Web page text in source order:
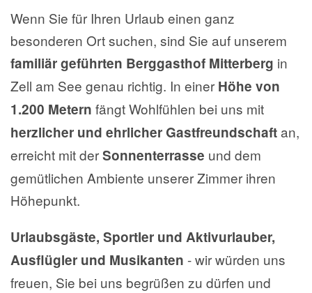
Wenn Sie für Ihren Urlaub einen ganz
besonderen Ort suchen, sind Sie auf unserem
familiär geführten Berggasthof Mitterberg in
Zell am See genau richtig. In einer Höhe von
1.200 Metern fängt Wohlfühlen bei uns mit
herzlicher und ehrlicher Gastfreundschaftan,
erreicht mit derSonnenterrasse und dem
gemütlichen Ambiente unserer Zimmer ihren
Höhepunkt.
Urlaubsgäste, Sportler und Aktivurlauber,
Ausflügler und Musikanten - wir würden uns
freuen, Sie bei uns begrüßen zu dürfen und